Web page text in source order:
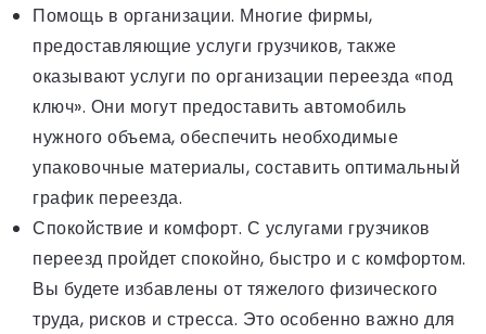
Помощь в организации. Многие фирмы,
предоставляющие услуги грузчиков, также
оказывают услуги по организации переезда «под
ключ». Они могут предоставить автомобиль
нужного объема, обеспечить необходимые
упаковочные материалы, составить оптимальный
график переезда.
Спокойствие и комфорт. С услугами грузчиков
переезд пройдет спокойно, быстро и с комфортом.
Вы будете избавлены от тяжелого физического
труда, рисков и стресса. Это особенно важно для